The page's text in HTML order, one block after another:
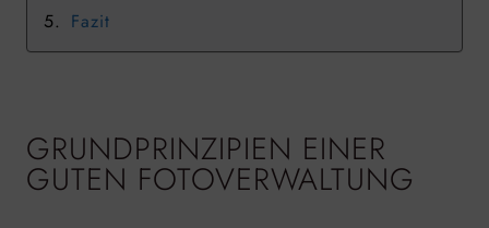
Fazit
GRUNDPRINZIPIEN EINER
GUTEN FOTOVERWALTUNG